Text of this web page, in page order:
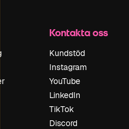
Kontakta oss
Kundstöd
Instagram
YouTube
LinkedIn
TikTok
Discord